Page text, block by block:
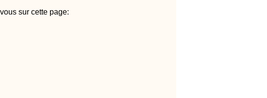
sur cette page: